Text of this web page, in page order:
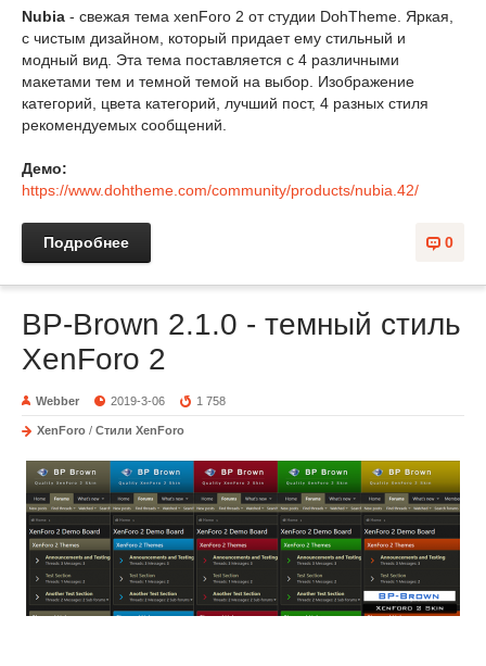
Nubia - свежая тема xenForo 2 от студии DohTheme. Яркая,
с чистым дизайном, который придает ему стильный и
модный вид. Эта тема поставляется с 4 различными
макетами тем и темной темой на выбор. Изображение
категорий, цвета категорий, лучший пост, 4 разных стиля
рекомендуемых сообщений.
Демо:
https://www.dohtheme.com/community/products/nubia.42/
0
Подробнее
BP-Brown 2.1.0 - темный стиль
XenForo 2
Webber 2019-3-06 1 758
XenForo / Стили XenForo